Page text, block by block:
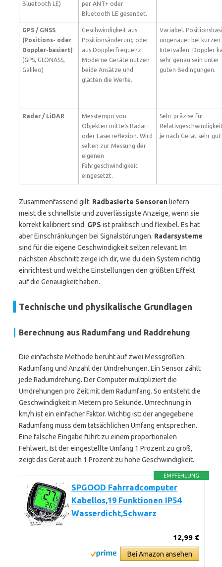
Bluetooth LE)
per ANT+ oder
Bluetooth LE gesendet.
GPS / GNSS
(Positions- oder
Doppler-basiert)
(GPS, GLONASS,
Galileo)
Geschwindigkeit aus
Positionsänderung oder
aus Dopplerfrequenz.
Moderne Geräte nutzen
beide Ansätze und
glätten die Werte.
Variabel.
ungenauer bei kurzen
Intervallen. Doppler
sehr genau sein unter
guten Bedingungen.
Radar / LiDAR
Messtempo von
Objekten mittels Radar-
oder Laserreflexion. Wird
selten zur Messung der
eigenen
Fahrgeschwindigkeit
eingesetzt.
Sehr präzise für
je nach Gerät sehr gut
Zusammenfassend gilt: Radbasierte Sensoren liefern
meist die schnellste und zuverlässigste Anzeige, wenn sie
korrekt kalibriert sind. GPS ist praktisch und flexibel. Es hat
aber Einschränkungen bei Signalstörungen. Radarsysteme
sind für die eigene Geschwindigkeit selten relevant. Im
nächsten Abschnitt zeige ich dir, wie du dein System richtig
einrichtest und welche Einstellungen den größten Effekt
auf die Genauigkeit haben.
Technische und physikalische Grundlagen
Berechnung aus Radumfang und Raddrehung
Die einfachste Methode beruht auf zwei Messgrößen:
Radumfang und Anzahl der Umdrehungen. Ein Sensor zählt
jede Radumdrehung. Der Computer multipliziert die
Umdrehungen pro Zeit mit dem Radumfang. So entsteht die
Geschwindigkeit in Metern pro Sekunde. Umrechnung in
km/h ist ein einfacher Faktor. Wichtig ist: der angegebene
Radumfang muss dem tatsächlichen Umfang entsprechen.
Eine falsche Eingabe führt zu einem proportionalen
Fehlwert. Ist der eingestellte Umfang 1 Prozent zu groß,
zeigt das Gerät auch 1 Prozent zu hohe Geschwindigkeit.
EMPFEHLUNG
SPGOOD Fahrradcomputer
Kabellos,19 Funktionen IP54
Wasserdicht,Schwarz
12,99 €
Bei Amazon ansehen